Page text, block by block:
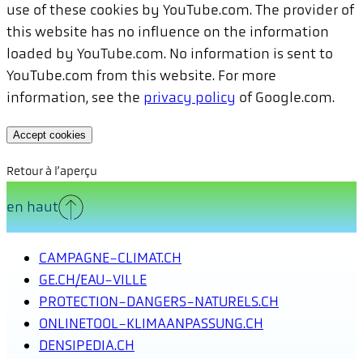
use of these cookies by YouTube.com. The provider of
this website has no influence on the information
loaded by YouTube.com. No information is sent to
YouTube.com from this website. For more
information, see the privacy policy of Google.com.
Accept cookies
Retour à l’aperçu
en haut
CAMPAGNE-CLIMAT.CH
GE.CH/EAU-VILLE
PROTECTION-DANGERS-NATURELS.CH
ONLINETOOL-KLIMAANPASSUNG.CH
DENSIPEDIA.CH